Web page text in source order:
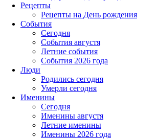
Рецепты
Рецепты на День рождения
События
Cегодня
События августя
Летние события
События 2026 года
Люди
Родились сегодня
Умерли сегодня
Именины
Cегодня
Именины августя
Летние именины
Именины 2026 года